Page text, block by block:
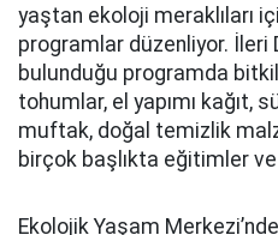
yaştan ekoloji meraklıları
programlar düzenliyor. İleri
bulunduğu programda
tohumlar, el yapımı kağıt,
muftak, doğal temizlik
birçok başlıkta eğitimler
Ekolojik Yaşam